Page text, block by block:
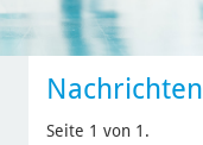
Nachrichten
Seite 1 von 1.